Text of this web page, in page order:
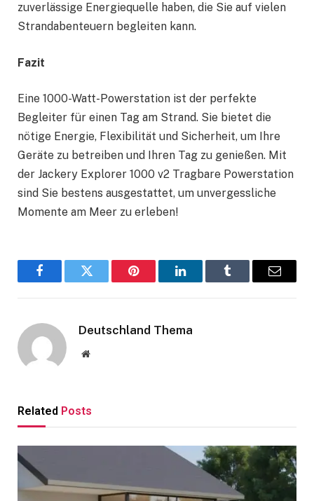
zuverlässige Energiequelle haben, die Sie auf vielen
Strandabenteuern begleiten kann.
Fazit
Eine 1000-Watt-Powerstation ist der perfekte
Begleiter für einen Tag am Strand. Sie bietet die
nötige Energie, Flexibilität und Sicherheit, um Ihre
Geräte zu betreiben und Ihren Tag zu genießen. Mit
der Jackery Explorer 1000 v2 Tragbare Powerstation
sind Sie bestens ausgestattet, um unvergessliche
Momente am Meer zu erleben!
FacebookTwitter Pinterest LinkedInTumblr Email
Deutschland Thema
Website
Related Posts